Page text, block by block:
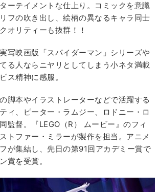
ーテイメントな仕上り。コミックを意識
フの吹き出し、絵柄の異なるキャラ同士
オリティーも抜群！！
写映画版「スパイダーマン」シリーズや
る人ならニヤリとしてしまう小ネタ満載
ス精神に感服。
脚本やイラストレーターなどで活躍する
ィ、ピーター・ラムジー、ロドニー・ロ
監督。『LEGO（R） ムービー』のフィ
トファー・ミラーが製作を担当。アニメ
が集結し、先日の第91回アカデミー賞で
賞を受賞。